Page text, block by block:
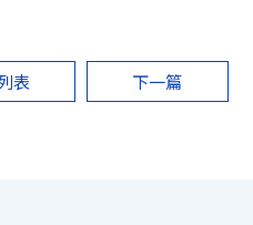
表 下一篇